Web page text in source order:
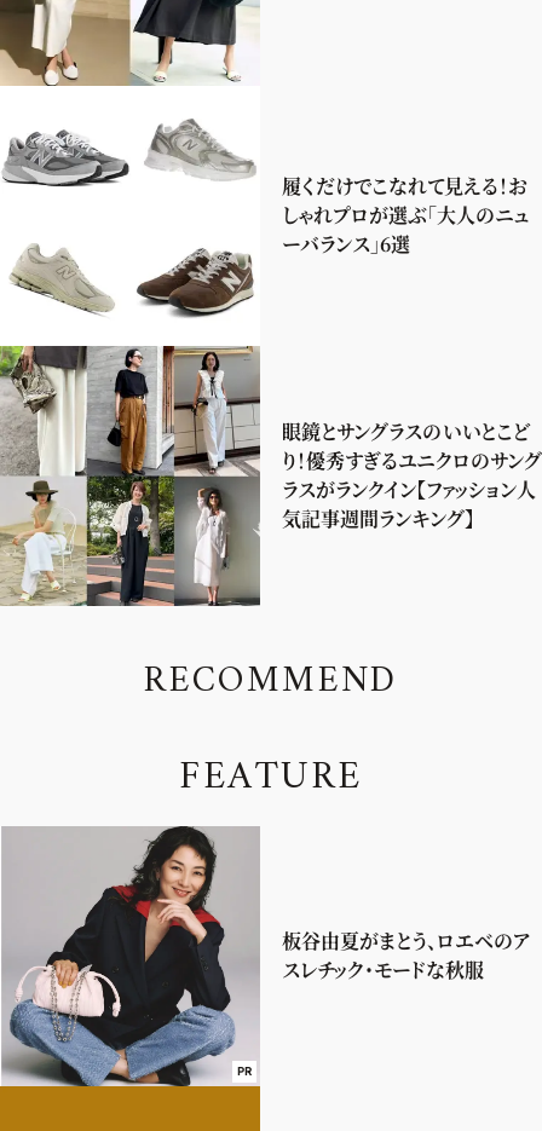
履くだけでこなれて見える！お
しゃれプロが選ぶ「大人のニュ
ーバランス」6選
眼鏡とサングラスのいいとこど
り！優秀すぎるユニクロのサング
ラスがランクイン【ファッション人
気記事週間ランキング】
RECOMMEND
FEATURE
PR
板谷由夏がまとう、ロエベのア
スレチック・モードな秋服